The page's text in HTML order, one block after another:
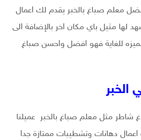
معلم صباغ بالخبر يقدم لك اعمال
لها مثيل باي مكان اخر بالإضافة الى
للغاية فهو افضل واحسن صباغ
شاطر مثل معلم صباغ بالخبر عميلنا
دهانات وتشطيبات ممتازة جدا